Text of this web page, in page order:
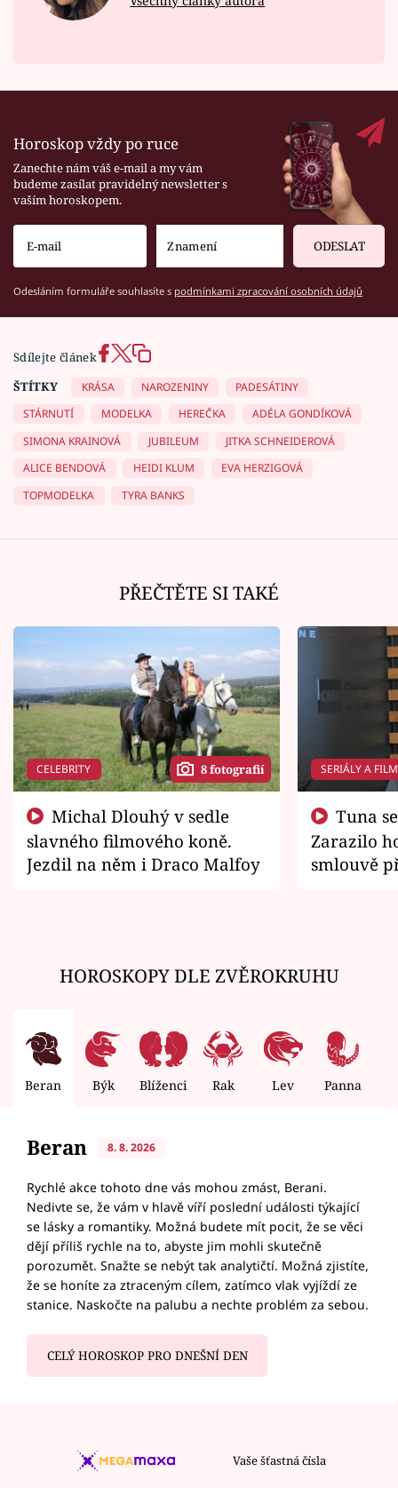
Horoskop vždy po ruce
Zanechte nám váš e-mail a my vám
budeme zasílat pravidelný newsletter s
vaším horoskopem.
ODESLAT
Odesláním formuláře souhlasíte s podmínkami zpracování osobních údajů
Sdílejte článek
ŠTÍTKY
KRÁSA NAROZENINY
PADESÁTINY
STÁRNUTÍ
MODELKA HEREČKA
ADÉLA GONDÍKOVÁ
SIMONA KRAINOVÁ
JUBILEUM
JITKA SCHNEIDEROVÁ
ALICE BENDOVÁ
HEIDI KLUM
EVA HERZIGOVÁ
TOPMODELKA
TYRA BANKS
PŘEČTĚTE SI TAKÉ
CELEBRITY 8 fotografií
slavného filmového koně.
Jezdil na něm i Draco Malfoy
SERIÁLY A
Zarazilo
smlouvě
HOROSKOPY DLE ZVĚROKRUHU
Beran Býk Blíženci Rak Lev Panna
Beran 8. 8. 2026
Rychlé akce tohoto dne vás mohou zmást, Berani.
Nedivte se, že vám v hlavě víří poslední události týkající
se lásky a romantiky. Možná budete mít pocit, že se věci
dějí příliš rychle na to, abyste jim mohli skutečně
porozumět. Snažte se nebýt tak analytičtí. Možná zjistíte,
že se honíte za ztraceným cílem, zatímco vlak vyjíždí ze
stanice. Naskočte na palubu a nechte problém za sebou.
CELÝ HOROSKOP PRO DNEŠNÍ DEN
Vaše šťastná čísla